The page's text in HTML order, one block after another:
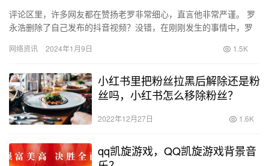
评论区里，许多网友都在赞扬老罗非常细心，直言他非常严谨。 罗
永浩删除了自己发布的抖音视频？没错，在刚刚发生的事情中，罗
图…
网络资讯 2024年1月9日 1.5K
小红书里把粉丝拉黑后解除还是粉
丝吗，小红书怎么移除粉丝？
2022年12月27日 1.6K
qq凯旋游戏，QQ凯旋游戏背景音